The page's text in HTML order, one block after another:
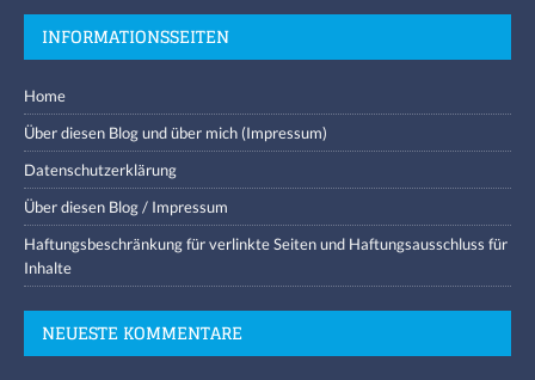
INFORMATIONSSEITEN
Home
Über diesen Blog und über mich (Impressum)
Datenschutzerklärung
Über diesen Blog / Impressum
Haftungsbeschränkung für verlinkte Seiten und Haftungsausschluss für
Inhalte
NEUESTE KOMMENTARE